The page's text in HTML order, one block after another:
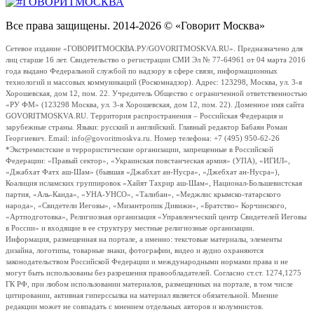
Все права защищены. 2014-2026 © «Говорит Москва»
Сетевое издание «ГОВОРИТМОСКВА.РУ/GOVORITMOSKVA.RU». Предназначено для
лиц старше 16 лет. Свидетельство о регистрации СМИ Эл № 77-64961 от 04 марта 2016
года выдано Федеральной службой по надзору в сфере связи, информационных
технологий и массовых коммуникаций (Роскомнадзор). Адрес: 123298, Москва, ул. 3-я
Хорошевская, дом 12, пом. 22. Учредитель Общество с ограниченной ответственностью
«РУ ФМ» (123298 Москва, ул. 3-я Хорошевская, дом 12, пом. 22). Доменное имя сайта
GOVORITMOSKVA.RU. Территория распространения – Российская Федерация и
зарубежные страны. Языки: русский и английский. Главный редактор Бабаян Роман
Георгиевич. Email: info@govoritmoskva.ru. Номер телефона: +7 (495) 950-62-26
*Экстремистские и террористические организации, запрещенные в Российской
Федерации: «Правый сектор», «Украинская повстанческая армия» (УПА), «ИГИЛ»,
«Джабхат Фатх аш-Шам» (бывшая «Джабхат ан-Нусра», «Джебхат ан-Нусра»),
Коалиция исламских группировок «Хайят Тахрир аш-Шам», Национал-Большевистская
партия, «Аль-Каида», «УНА-УНСО», «Талибан», «Меджлис крымско-татарского
народа», «Свидетели Иеговы», «Мизантропик Дивижн», «Братство» Корчинского,
«Артподготовка», Религиозная организация «Управленческий центр Свидетелей Иеговы
в России» и входящие в ее структуру местные религиозные организации.
Информация, размещенная на портале, а именно: текстовые материалы, элементы
дизайна, логотипы, товарные знаки, фотографии, видео и аудио охраняются
законодательством Российской Федерации и международными нормами права и не
могут быть использованы без разрешения правообладателей. Согласно ст.ст. 1274,1275
ГК РФ, при любом использовании материалов, размещенных на портале, в том числе
цитировании, активная гиперссылка на материал является обязательной. Мнение
редакции может не совпадать с мнением отдельных авторов и колумнистов.